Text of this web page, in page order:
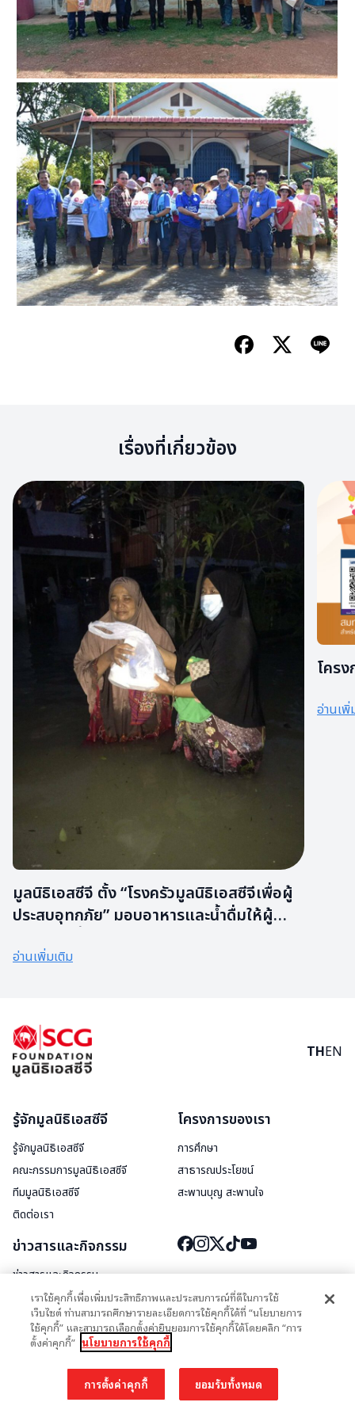
เรื่องที่เกี่ยวข้อง
มูลนิธิเอสซีจี ตั้ง “โรงครัวมูลนิธิเอสซีจีเพื่อผู้
ประสบอุทกภัย” มอบอาหารและน้ำดื่มให้ผู้
อ่านเพิ่มเติม
โครง
อ่านเพิ่
THEN
รู้จักมูลนิธิเอสซีจี
รู้จักมูลนิธิเอสซีจี
คณะกรรมการมูลนิธิเอสซีจี
ทีมมูลนิธิเอสซีจี
ติดต่อเรา
โครงการของเรา
การศึกษา
สาธารณประโยชน์
สะพานบุญ สะพานใจ
ข่าวสารและกิจกรรม
ข่าวสารและกิจกรรม
สื่อประชาสัมพันธ์
© 2026 มูลนิธิเอสซีจี SCG Foundation
นโยบายความเป็นส่วนตัว
เราใช้คุกกี้เพื่อเพิ่มประสิทธิภาพและประสบการณ์ที่ดีในการใช้
เว็บไซต์ ท่านสามารถศึกษารายละเอียดการใช้คุกกี้ได้ที่ “นโยบายการ
ใช้คุกกี้” และสามารถเลือกตั้งค่ายินยอมการใช้คุกกี้ได้โดยคลิก “การ
ตั้งค่าคุกกี้” นโยบายการใช้คุกกี้
การตั้งค่าคุกกี้ ยอมรับทั้งหมด